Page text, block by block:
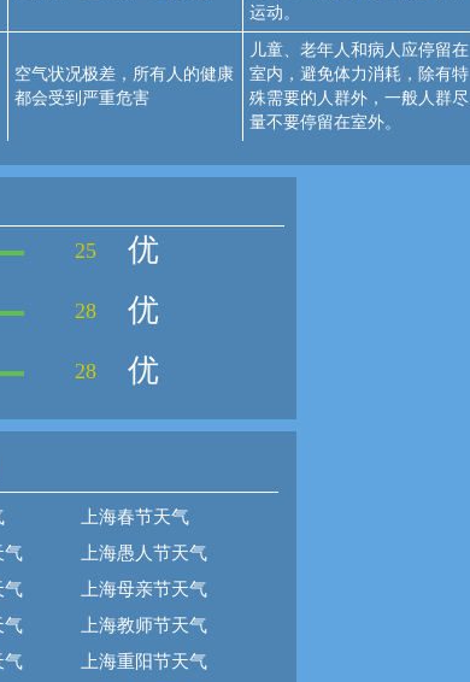
运动。
空气状况极差，所有人的健康
都会受到严重危害
儿童、老年人和病人应停留在
室内，避免体力消耗，除有特
殊需要的人群外，一般人群尽
量不要停留在室外。
25 优
28 优
28 优
上海春节天气
气
上海愚人节天气
气
上海母亲节天气
气
上海教师节天气
气
上海重阳节天气